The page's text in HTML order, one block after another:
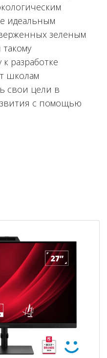
идеальным
зеленым
разработке
школам
свои цели в
с помощью